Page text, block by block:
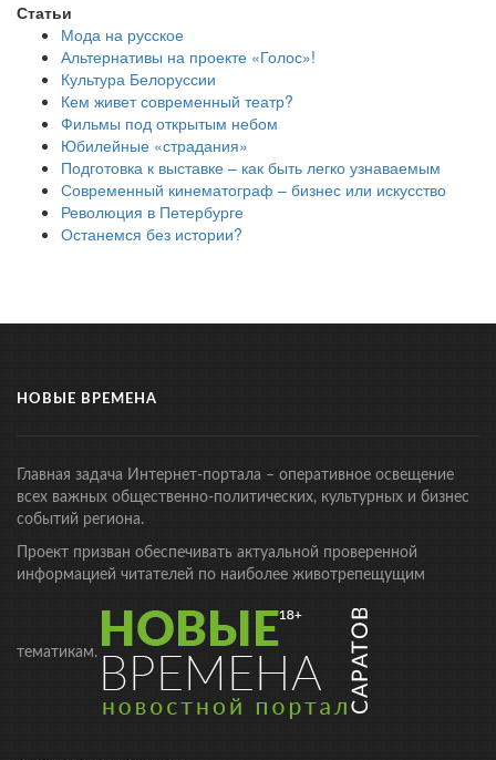
Статьи
Мода на русское
Альтернативы на проекте «Голос»!
Культура Белоруссии
Кем живет современный театр?
Фильмы под открытым небом
Юбилейные «страдания»
Подготовка к выставке – как быть легко узнаваемым
Современный кинематограф – бизнес или искусство
Революция в Петербурге
Останемся без истории?
НОВЫЕ ВРЕМЕНА
Главная задача Интернет-портала – оперативное освещение
всех важных общественно-политических, культурных и бизнес
событий региона.
Проект призван обеспечивать актуальной проверенной
информацией читателей по наиболее животрепещущим
тематикам.